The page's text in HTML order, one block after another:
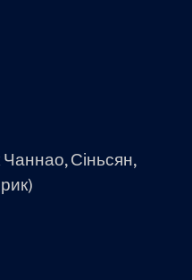
Сіньсян,